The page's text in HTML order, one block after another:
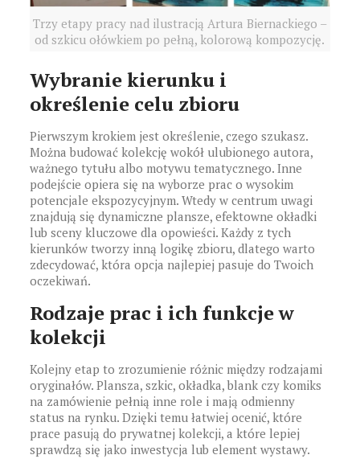
Trzy etapy pracy nad ilustracją Artura Biernackiego –
od szkicu ołówkiem po pełną, kolorową kompozycję.
Wybranie kierunku i
określenie celu zbioru
Pierwszym krokiem jest określenie, czego szukasz.
Można budować kolekcję wokół ulubionego autora,
ważnego tytułu albo motywu tematycznego. Inne
podejście opiera się na wyborze prac o wysokim
potencjale ekspozycyjnym. Wtedy w centrum uwagi
znajdują się dynamiczne plansze, efektowne okładki
lub sceny kluczowe dla opowieści. Każdy z tych
kierunków tworzy inną logikę zbioru, dlatego warto
zdecydować, która opcja najlepiej pasuje do Twoich
oczekiwań.
Rodzaje prac i ich funkcje w
kolekcji
Kolejny etap to zrozumienie różnic między rodzajami
oryginałów. Plansza, szkic, okładka, blank czy komiks
na zamówienie pełnią inne role i mają odmienny
status na rynku. Dzięki temu łatwiej ocenić, które
prace pasują do prywatnej kolekcji, a które lepiej
sprawdzą się jako inwestycja lub element wystawy.